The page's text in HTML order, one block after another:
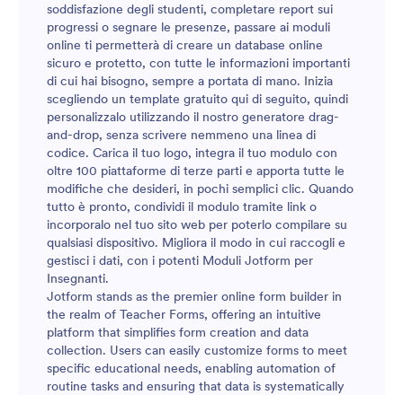
soddisfazione degli studenti, completare report sui
progressi o segnare le presenze, passare ai moduli
online ti permetterà di creare un database online
sicuro e protetto, con tutte le informazioni importanti
di cui hai bisogno, sempre a portata di mano. Inizia
scegliendo un template gratuito qui di seguito, quindi
personalizzalo utilizzando il nostro generatore drag-
and-drop, senza scrivere nemmeno una linea di
codice. Carica il tuo logo, integra il tuo modulo con
oltre 100 piattaforme di terze parti e apporta tutte le
modifiche che desideri, in pochi semplici clic. Quando
tutto è pronto, condividi il modulo tramite link o
incorporalo nel tuo sito web per poterlo compilare su
qualsiasi dispositivo. Migliora il modo in cui raccogli e
gestisci i dati, con i potenti Moduli Jotform per
Insegnanti.
Jotform stands as the premier online form builder in
the realm of Teacher Forms, offering an intuitive
platform that simplifies form creation and data
collection. Users can easily customize forms to meet
specific educational needs, enabling automation of
routine tasks and ensuring that data is systematically